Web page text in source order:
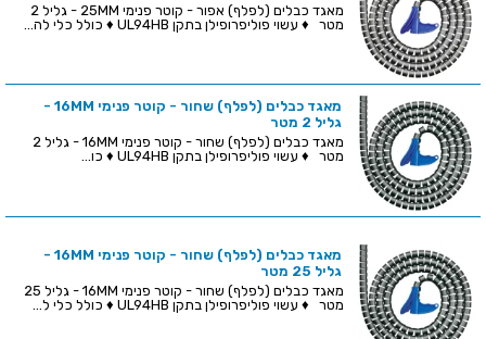
מאגד כבלים (לפלף) אפור - קוטר פנימי 25MM - גליל 2
מטר ♦ עשוי פוליפרופילן בתקן UL94HB ♦ כולל כלי לה...
מאגד כבלים (לפלף) שחור - קוטר פנימי 16MM -
גליל 2 מטר
מאגד כבלים (לפלף) שחור - קוטר פנימי 16MM - גליל 2
מטר ♦ עשוי פוליפרופילן בתקן UL94HB ♦ כו...
מאגד כבלים (לפלף) שחור - קוטר פנימי 16MM -
גליל 25 מטר
מאגד כבלים (לפלף) שחור - קוטר פנימי 16MM - גליל 25
מטר ♦ עשוי פוליפרופילן בתקן UL94HB ♦ כולל כלי ל...